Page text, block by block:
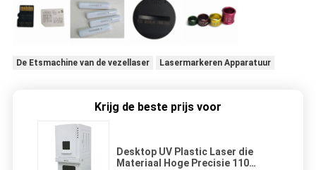
De Etsmachine van de vezellaser Lasermarkeren Apparatuur
Krijg de beste prijs voor
Desktop UV Plastic Laser die
Materiaal Hoge Precisie 110